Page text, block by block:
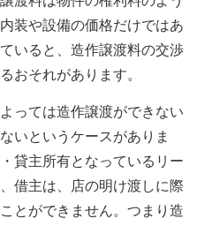
装や設備の価格だけではあ
いると、造作譲渡料の交渉
おそれがあります。
っては造作譲渡ができない
いというケースがありま
貸主所有となっているリー
借主は、店の明け渡しに際
とができません。つまり造